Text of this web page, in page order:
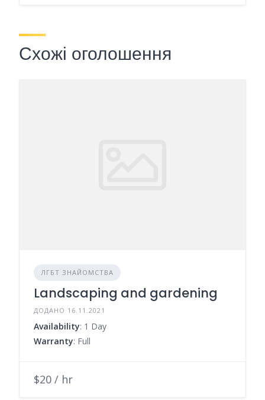
Схожі оголошення
ЛГБТ ЗНАЙОМСТВА
Landscaping and gardening
ДОДАНО 16.11.2021
Availability: 1 Day
Warranty: Full
$20 / hr